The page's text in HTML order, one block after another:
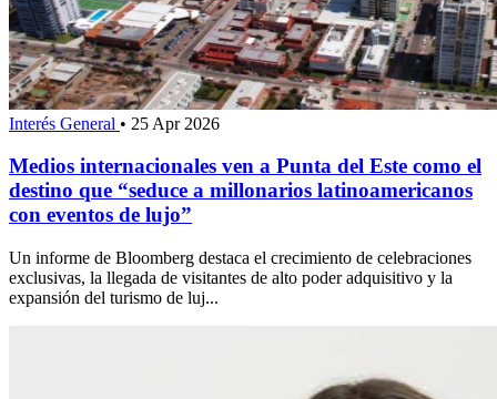
Interés General • 25 Apr 2026
Medios internacionales ven a Punta del Este como el
destino que “seduce a millonarios latinoamericanos
con eventos de lujo”
Un informe de Bloomberg destaca el crecimiento de celebraciones
exclusivas, la llegada de visitantes de alto poder adquisitivo y la
expansión del turismo de luj...